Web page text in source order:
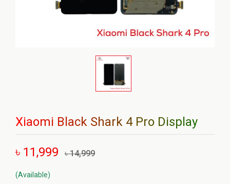
Xiaomi Black Shark 4 Pro Display
৳ 11,999 ৳ 14,999
(Available)